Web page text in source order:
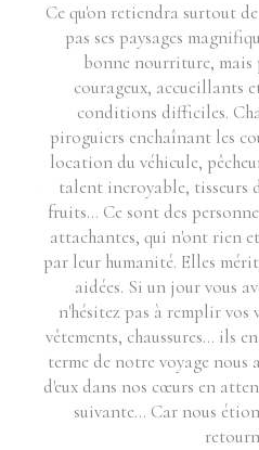
Ce qu'on retiendra surtout
pas ses paysages
bonne nourriture,
courageux, accueillants
conditions difficiles.
piroguiers enchaînant les
location du véhicule,
talent incroyable, tisseurs
fruits... Ce sont des
attachantes, qui n'ont rien
par leur humanité. Elles
aidées. Si un jour vous
n'hésitez pas à remplir vos
vêtements, chaussures... ils
terme de notre voyage nous
d'eux dans nos cœurs en
suivante... Car nous